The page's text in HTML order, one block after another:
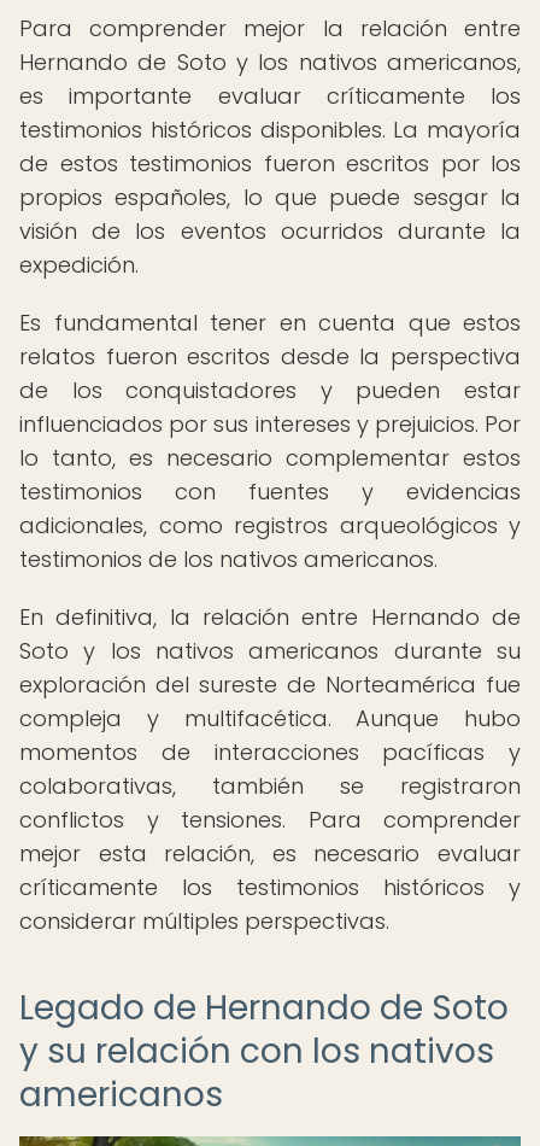
Para comprender mejor la relación entre
Hernando de Soto y los nativos americanos,
es importante evaluar críticamente los
testimonios históricos disponibles. La mayoría
de estos testimonios fueron escritos por los
propios españoles, lo que puede sesgar la
visión de los eventos ocurridos durante la
expedición.
Es fundamental tener en cuenta que estos
relatos fueron escritos desde la perspectiva
de los conquistadores y pueden estar
influenciados por sus intereses y prejuicios. Por
lo tanto, es necesario complementar estos
testimonios con fuentes y evidencias
adicionales, como registros arqueológicos y
testimonios de los nativos americanos.
En definitiva, la relación entre Hernando de
Soto y los nativos americanos durante su
exploración del sureste de Norteamérica fue
compleja y multifacética. Aunque hubo
momentos de interacciones pacíficas y
colaborativas, también se registraron
conflictos y tensiones. Para comprender
mejor esta relación, es necesario evaluar
críticamente los testimonios históricos y
considerar múltiples perspectivas.
Legado de Hernando de Soto
y su relación con los nativos
americanos